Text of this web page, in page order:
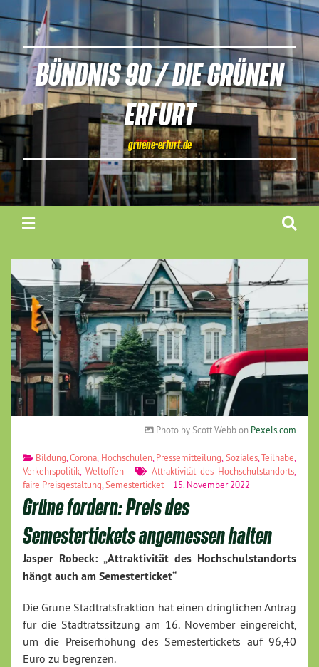
BÜNDNIS 90 / DIE GRÜNEN
ERFURT
gruene-erfurt.de
Photo by Scott Webb on Pexels.com
Bildung Corona Hochschulen, Pressemitteilung Soziales, Teilhabe
Verkehrspolitik ,Weltoffen Attraktivität des Hochschulstandorts
faire Preisgestaltung Semesterticket 15. November 2022
Grüne fordern: Preis des
Semestertickets angemessen halten
Jasper Robeck: „Attraktivität des Hochschulstandorts
hängt auch am Semesterticket“
Die Grüne Stadtratsfraktion hat einen dringlichen Antrag
für die Stadtratssitzung am 16. November eingereicht,
um die Preiserhöhung des Semestertickets auf 96,40
Euro zu begrenzen.